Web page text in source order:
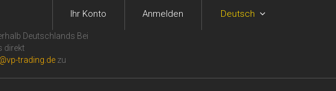
Deutsch
Anmelden
Ihr Konto
Deutschlands Bei
direkt
trading.de zu